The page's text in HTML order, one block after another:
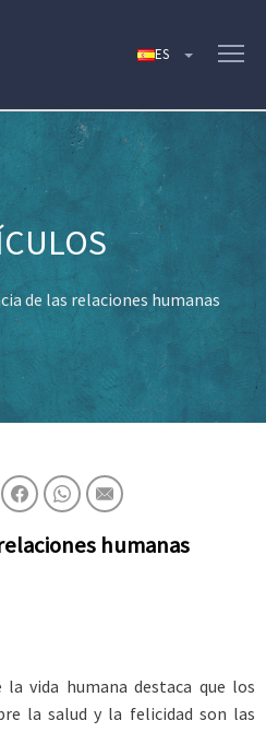
de las relaciones humanas
humanas
vida humana destaca que los
la salud y la felicidad son las